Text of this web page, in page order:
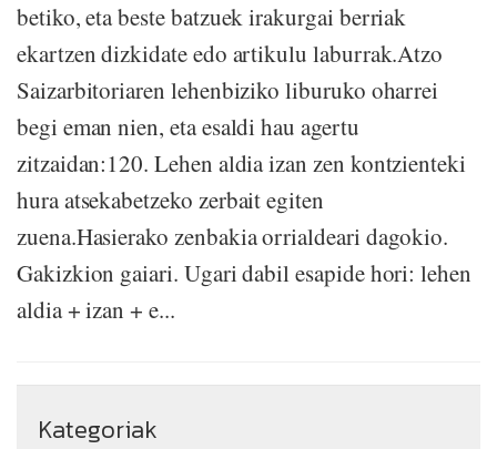
betiko, eta beste batzuek irakurgai berriak
ekartzen dizkidate edo artikulu laburrak.Atzo
Saizarbitoriaren lehenbiziko liburuko oharrei
begi eman nien, eta esaldi hau agertu
zitzaidan:120. Lehen aldia izan zen kontzienteki
hura atsekabetzeko zerbait egiten
zuena.Hasierako zenbakia orrialdeari dagokio.
Gakizkion gaiari. Ugari dabil esapide hori: lehen
aldia + izan + e...
Kategoriak